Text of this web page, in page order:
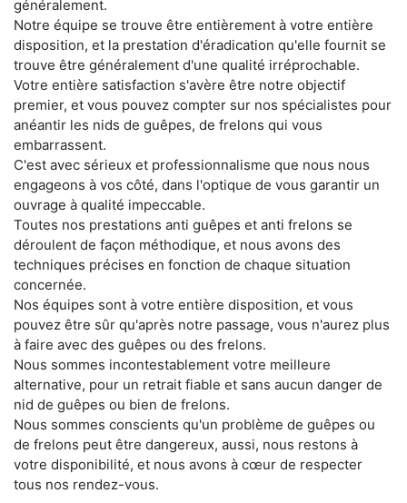
généralement.
Notre équipe se trouve être entièrement à votre entière
disposition, et la prestation d'éradication qu'elle fournit se
trouve être généralement d'une qualité irréprochable.
Votre entière satisfaction s'avère être notre objectif
premier, et vous pouvez compter sur nos spécialistes pour
anéantir les nids de guêpes, de frelons qui vous
embarrassent.
C'est avec sérieux et professionnalisme que nous nous
engageons à vos côté, dans l'optique de vous garantir un
ouvrage à qualité impeccable.
Toutes nos prestations anti guêpes et anti frelons se
déroulent de façon méthodique, et nous avons des
techniques précises en fonction de chaque situation
concernée.
Nos équipes sont à votre entière disposition, et vous
pouvez être sûr qu'après notre passage, vous n'aurez plus
à faire avec des guêpes ou des frelons.
Nous sommes incontestablement votre meilleure
alternative, pour un retrait fiable et sans aucun danger de
nid de guêpes ou bien de frelons.
Nous sommes conscients qu'un problème de guêpes ou
de frelons peut être dangereux, aussi, nous restons à
votre disponibilité, et nous avons à cœur de respecter
tous nos rendez-vous.